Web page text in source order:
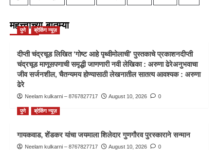
महत्त्वाच्या बातम्या
पुणे ब्रेकिंग न्यूज़
दीप्ती चंद्रचूड लिखित ‘गोष्ट आहे पृथ्वीमोलाची’ पुस्तकाचे प्रकाशनदीप्ती
चंद्रचूड माणूसपणाची समृद्धी जाणणारी नवी लेखिका : अरुणा ढेरेअनुभवाचा
जीव सर्जनशील, चैतन्यमय होण्यासाठी लेखनातील सातत्य आवश्यक : अरुणा
ढेरे
Neelam kulkarni – 8767827717 August 10, 2026 0
पुणे ब्रेकिंग न्यूज़
गायकवाड, शेंडकर यांचा जयमाला शिलेदार गुणगौरव पुरस्काराने सन्मान
Neelam kulkarni – 8767827717 August 10, 2026 0